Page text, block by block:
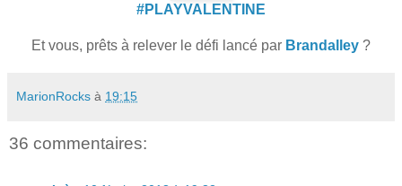
#PLAYVALENTINE
Et vous, prêts à relever le défi lancé par Brandalley ?
MarionRocks à 19:15
36 commentaires: